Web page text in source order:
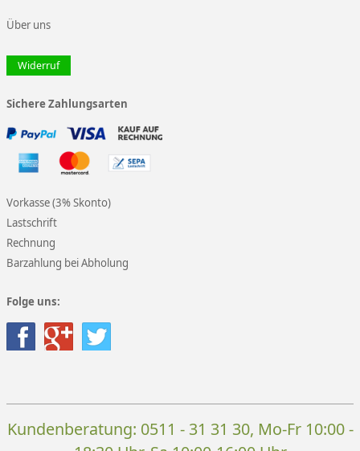
Über uns
Widerruf
Sichere Zahlungsarten
Vorkasse (3% Skonto)
Lastschrift
Rechnung
Barzahlung bei Abholung
Folge uns:
Kundenberatung: 0511 - 31 31 30, Mo-Fr 10:00 -